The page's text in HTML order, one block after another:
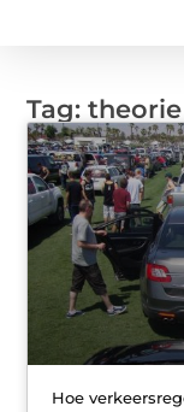
Tag: theorie
Hoe